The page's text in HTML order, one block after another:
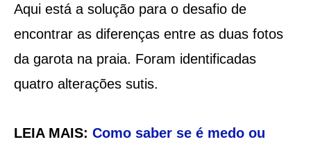
Aqui está a solução para o desafio de
encontrar as diferenças entre as duas fotos
da garota na praia. Foram identificadas
quatro alterações sutis.
LEIA MAIS: Como saber se é medo ou